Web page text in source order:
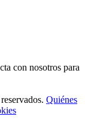
con nosotros para
Quiénes